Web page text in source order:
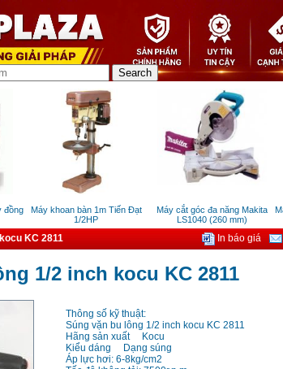
Máy khoan bàn 1m Tiến Đạt
1/2HP
Máy cắt góc đa năng Makita
LS1040 (260 mm)
KC 2811 In báo giá
1/2 inch kocu KC 2811
Thông số kỹ thuật:
Súng vặn bu lông 1/2 inch kocu KC 2811
Hãng sản xuất Kocu
Kiểu dáng Dạng súng
Áp lực hơi: 6-8kg/cm2